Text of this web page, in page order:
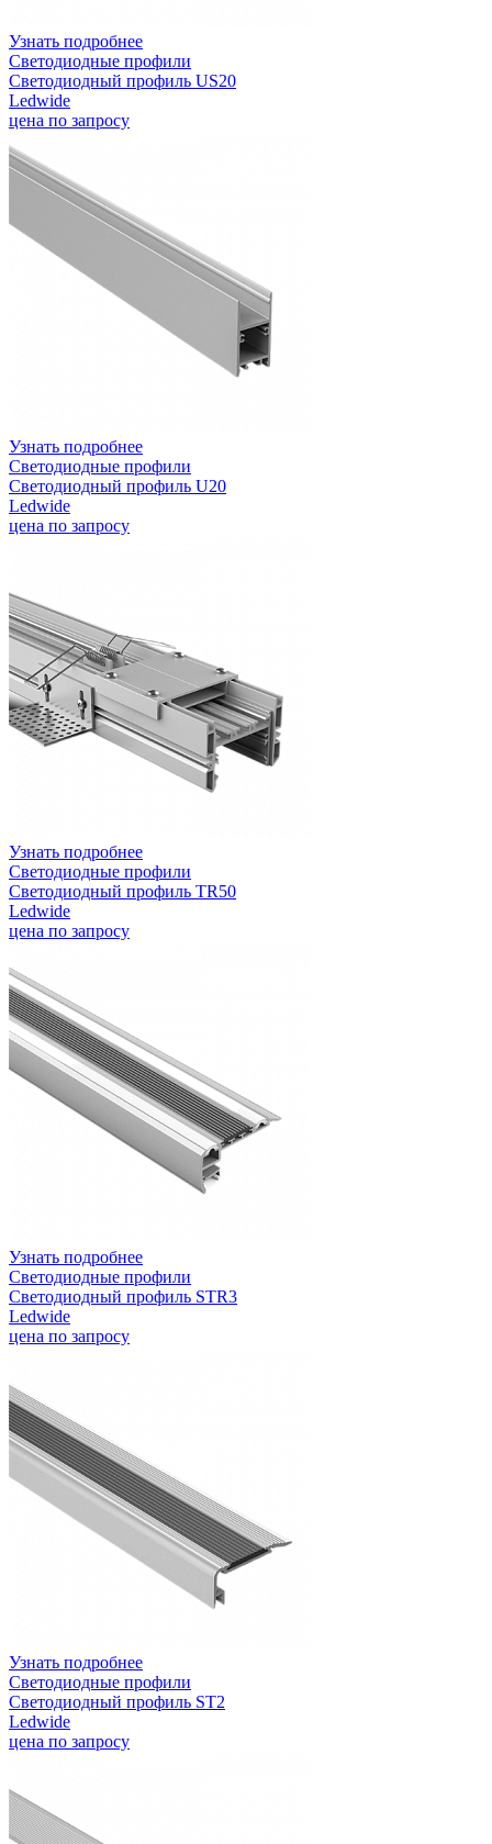
Узнать подробнее
Светодиодные профили
Светодиодный профиль US20
Ledwide
цена по запросу
Узнать подробнее
Светодиодные профили
Светодиодный профиль U20
Ledwide
цена по запросу
Узнать подробнее
Светодиодные профили
Светодиодный профиль TR50
Ledwide
цена по запросу
Узнать подробнее
Светодиодные профили
Светодиодный профиль STR3
Ledwide
цена по запросу
Узнать подробнее
Светодиодные профили
Светодиодный профиль ST2
Ledwide
цена по запросу